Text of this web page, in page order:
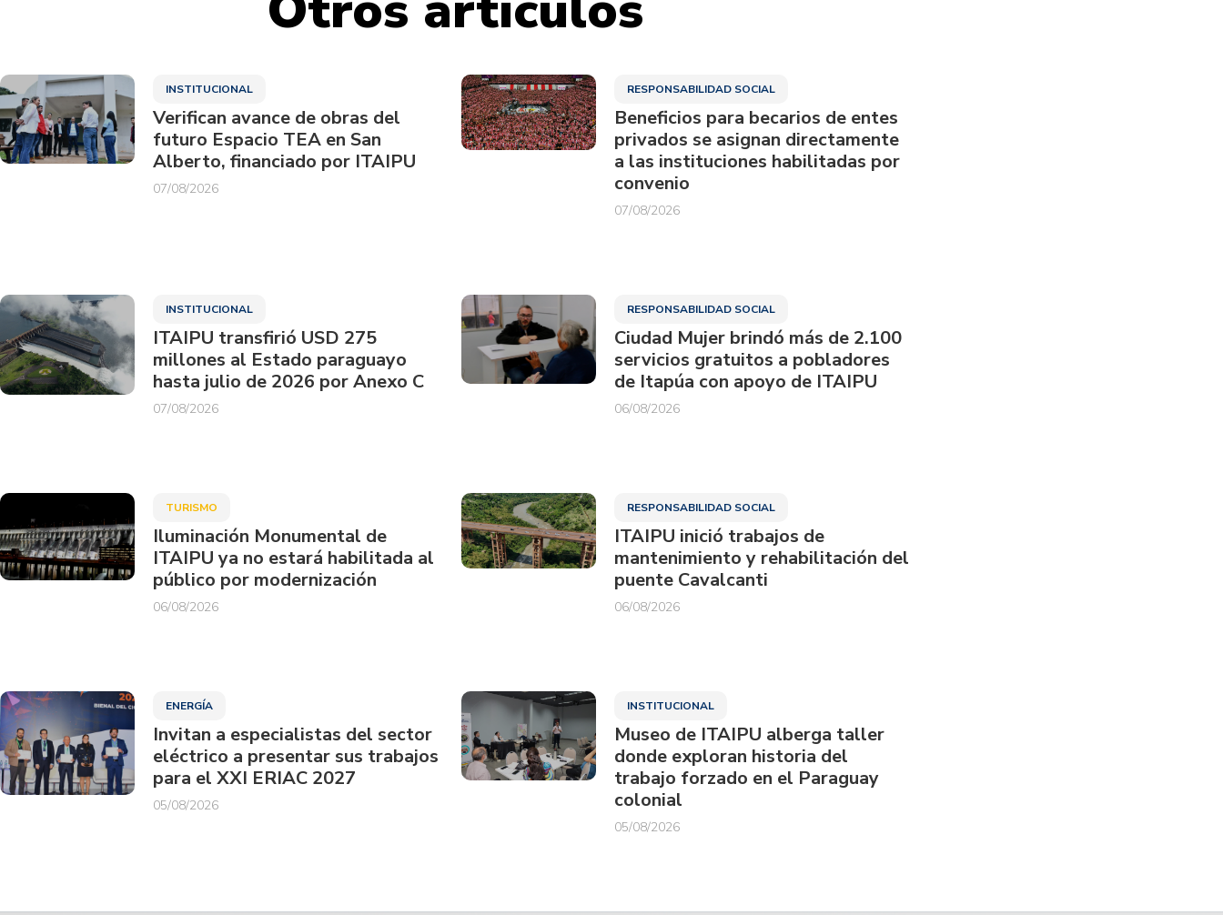
INSTITUCIONAL
Verifican avance de obras del
futuro Espacio TEA en San
Alberto, financiado por ITAIPU
07/08/2026
RESPONSABILIDAD SOCIAL
Beneficios para becarios de entes
privados se asignan directamente
a las instituciones habilitadas por
convenio
07/08/2026
INSTITUCIONAL
ITAIPU transfirió USD 275
millones al Estado paraguayo
hasta julio de 2026 por Anexo C
07/08/2026
RESPONSABILIDAD SOCIAL
Ciudad Mujer brindó más de 2.100
servicios gratuitos a pobladores
de Itapúa con apoyo de ITAIPU
06/08/2026
TURISMO
Iluminación Monumental de
ITAIPU ya no estará habilitada al
público por modernización
06/08/2026
RESPONSABILIDAD SOCIAL
ITAIPU inició trabajos de
mantenimiento y rehabilitación del
puente Cavalcanti
06/08/2026
ENERGÍA
Invitan a especialistas del sector
eléctrico a presentar sus trabajos
para el XXI ERIAC 2027
05/08/2026
INSTITUCIONAL
Museo de ITAIPU alberga taller
donde exploran historia del
trabajo forzado en el Paraguay
colonial
05/08/2026